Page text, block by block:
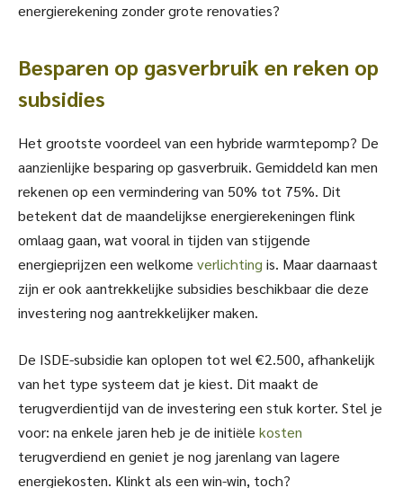
energierekening zonder grote renovaties?
Besparen op gasverbruik en reken op
subsidies
Het grootste voordeel van een hybride warmtepomp? De
aanzienlijke besparing op gasverbruik. Gemiddeld kan men
rekenen op een vermindering van 50% tot 75%. Dit
betekent dat de maandelijkse energierekeningen flink
omlaag gaan, wat vooral in tijden van stijgende
energieprijzen een welkome verlichting is. Maar daarnaast
zijn er ook aantrekkelijke subsidies beschikbaar die deze
investering nog aantrekkelijker maken.
De ISDE-subsidie kan oplopen tot wel €2.500, afhankelijk
van het type systeem dat je kiest. Dit maakt de
terugverdientijd van de investering een stuk korter. Stel je
voor: na enkele jaren heb je de initiële kosten
terugverdiend en geniet je nog jarenlang van lagere
energiekosten. Klinkt als een win-win, toch?